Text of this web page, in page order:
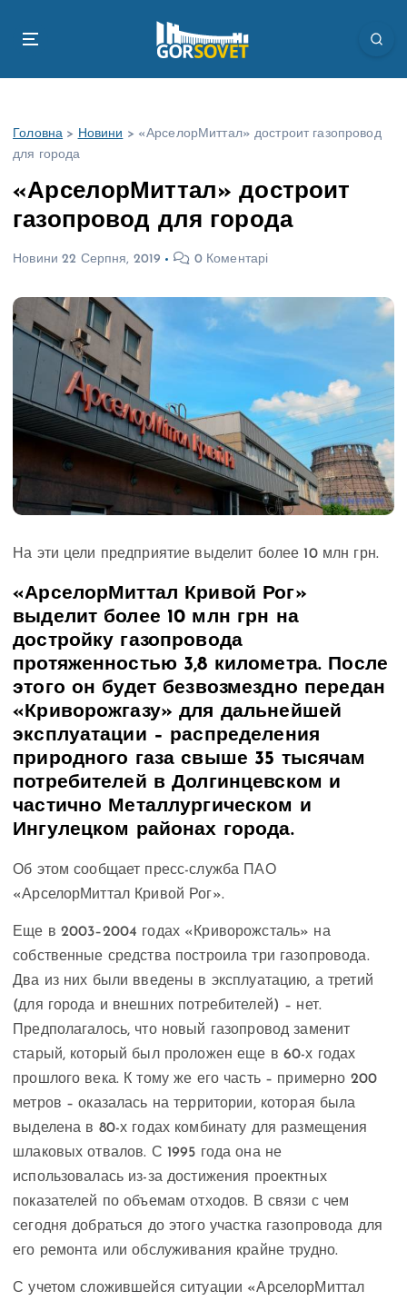
Головна > Новини > «АрселорМиттал» достроит газопровод
для города
«АрселорМиттал» достроит
газопровод для города
Новини 22 Серпня, 2019 0 Коментарі
На эти цели предприятие выделит более 10 млн грн.
«АрселорМиттал Кривой Рог»
выделит более 10 млн грн на
достройку газопровода
протяженностью 3,8 километра. После
этого он будет безвозмездно передан
«Криворожгазу» для дальнейшей
эксплуатации – распределения
природного газа свыше 35 тысячам
потребителей в Долгинцевском и
частично Металлургическом и
Ингулецком районах города.
Об этом сообщает пресс-служба ПАО
«АрселорМиттал Кривой Рог».
Еще в 2003–2004 годах «Криворожсталь» на
собственные средства построила три газопровода.
Два из них были введены в эксплуатацию, а третий
(для города и внешних потребителей) – нет.
Предполагалось, что новый газопровод заменит
старый, который был проложен еще в 60-х годах
прошлого века. К тому же его часть – примерно 200
метров – оказалась на территории, которая была
выделена в 80-х годах комбинату для размещения
шлаковых отвалов. С 1995 года она не
использовалась из-за достижения проектных
показателей по объемам отходов. В связи с чем
сегодня добраться до этого участка газопровода для
его ремонта или обслуживания крайне трудно.
С учетом сложившейся ситуации «АрселорМиттал